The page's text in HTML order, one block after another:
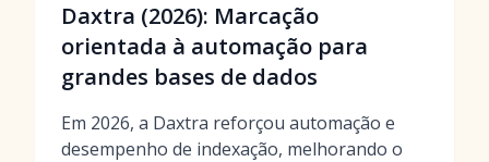
Daxtra (2026): Marcação
orientada à automação para
grandes bases de dados
Em 2026, a Daxtra reforçou automação e
desempenho de indexação, melhorando o